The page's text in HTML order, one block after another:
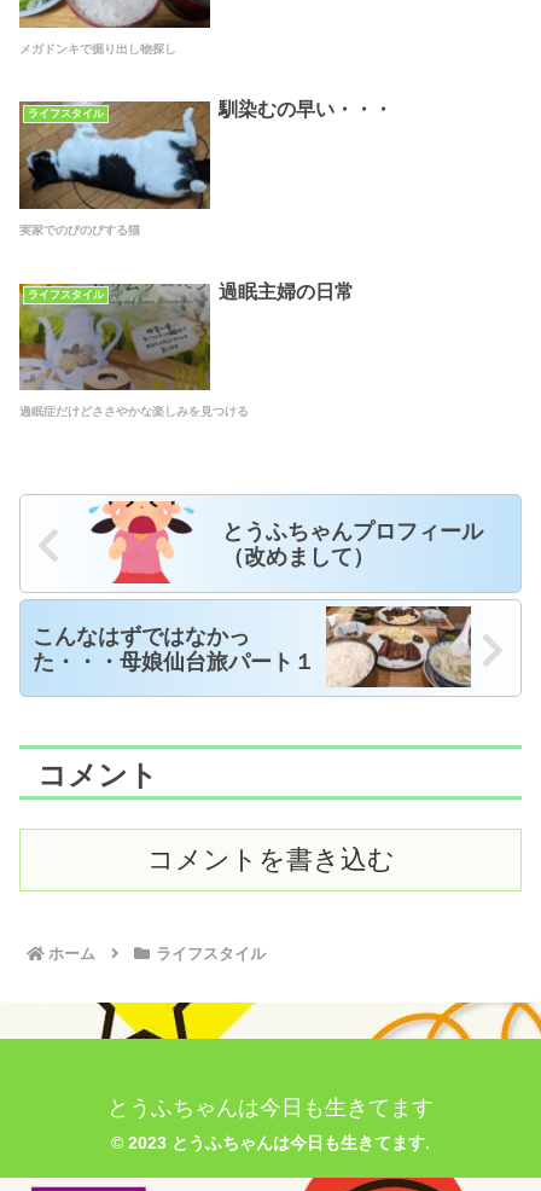
メガドンキで掘り出し物探し
ライフスタイル 馴染むの早い・・・
実家でのびのびする猫
ライフスタイル 過眠主婦の日常
過眠症だけどささやかな楽しみを見つける
とうふちゃんプロフィール
（改めまして）
こんなはずではなかっ
た・・・母娘仙台旅パート１
コメント
コメントを書き込む
ホーム ライフスタイル
とうふちゃんは今日も生きてます
© 2023 とうふちゃんは今日も生きてます.